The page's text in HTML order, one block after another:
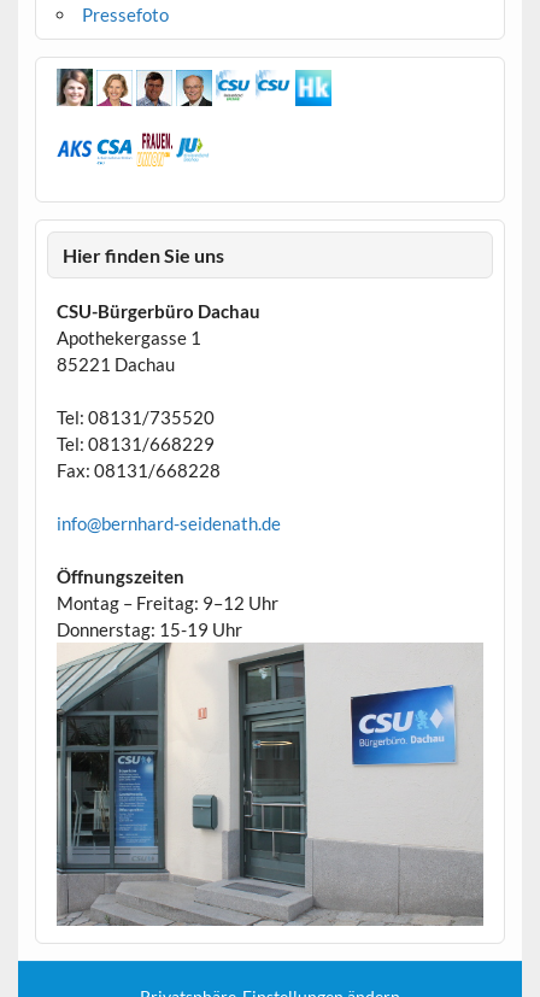
Pressefoto
Hier finden Sie uns
CSU-Bürgerbüro Dachau
Apothekergasse 1
85221 Dachau
Tel: 08131/735520
Tel: 08131/668229
Fax: 08131/668228
info@bernhard-seidenath.de
Öffnungszeiten
Montag – Freitag: 9–12 Uhr
Donnerstag: 15-19 Uhr